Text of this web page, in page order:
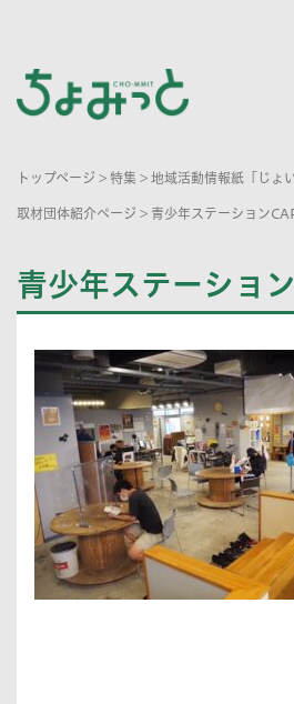
トップページ > 特集 > 地域活動情報紙「じょ
取材団体紹介ページ > 青少年ステーション
青少年ステーショ